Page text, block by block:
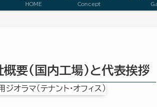
HOME Concept
概要(国内工場)と代表挨拶